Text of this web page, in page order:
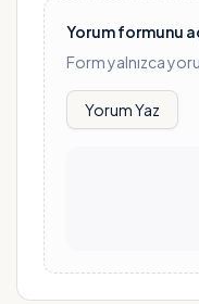
Yorum formunu
Form yalnızca
Yorum Yaz